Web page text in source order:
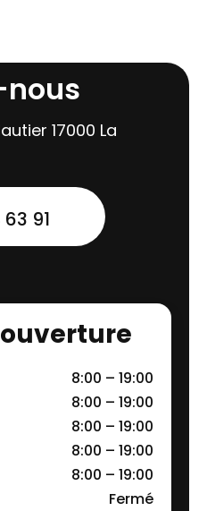
17000 La
91
8:00 – 19:00
8:00 – 19:00
8:00 – 19:00
8:00 – 19:00
8:00 – 19:00
Fermé